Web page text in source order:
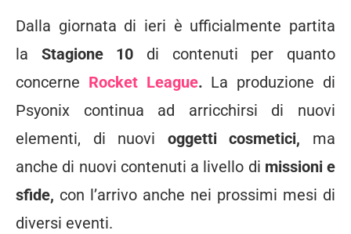
Dalla giornata di ieri è ufficialmente partita
la Stagione 10 di contenuti per quanto
concerne Rocket League. La produzione di
Psyonix continua ad arricchirsi di nuovi
elementi, di nuovi oggetti cosmetici, ma
anche di nuovi contenuti a livello di missioni e
sfide, con l’arrivo anche nei prossimi mesi di
diversi eventi.